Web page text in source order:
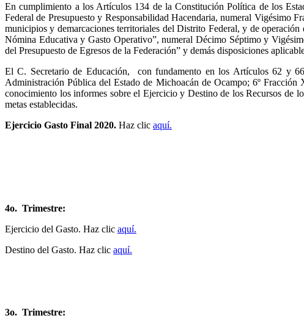
En cumplimiento a los Artículos 134 de la Constitución Política de los
Federal de Presupuesto y Responsabilidad Hacendaria, numeral Vigésimo
municipios y demarcaciones territoriales del Distrito Federal, y de
Nómina Educativa y Gasto Operativo”, numeral Décimo Séptimo y
del Presupuesto de Egresos de la Federación” y demás disposiciones
El C. Secretario de Educación, con fundamento en los Artículos 62 y
Administración Pública del Estado de Michoacán de Ocampo; 6º
conocimiento los informes sobre el Ejercicio y Destino de los Recursos de
metas establecidas.
Ejercicio Gasto Final 2020. Haz clic aquí.
4o. Trimestre:
Ejercicio del Gasto. Haz clic aquí.
Destino del Gasto. Haz clic aquí.
3o. Trimestre: